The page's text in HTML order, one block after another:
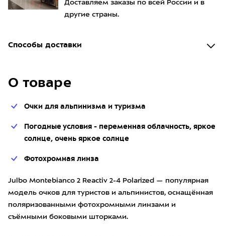
Доставляем заказы по всей России и в
другие страны.
Способы доставки
О товаре
Очки для альпинизма и туризма
Погодные условия - переменная облачность, яркое
солнце, очень яркое солнце
Фотохромная линза
Julbo Montebianco 2 Reactiv 2-4 Polarized — популярная
модель очков для туристов и альпинистов, оснащённая
поляризованными фотохромными линзами и
съёмными боковыми шторками.